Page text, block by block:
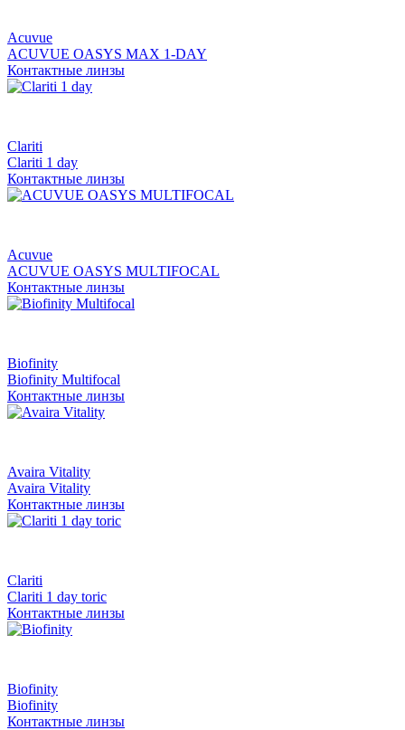
Acuvue
ACUVUE OASYS MAX 1-DAY
Контактные линзы
Clariti
Clariti 1 day
Контактные линзы
Acuvue
ACUVUE OASYS MULTIFOCAL
Контактные линзы
Biofinity
Biofinity Multifocal
Контактные линзы
Avaira Vitality
Avaira Vitality
Контактные линзы
Clariti
Clariti 1 day toric
Контактные линзы
Biofinity
Biofinity
Контактные линзы